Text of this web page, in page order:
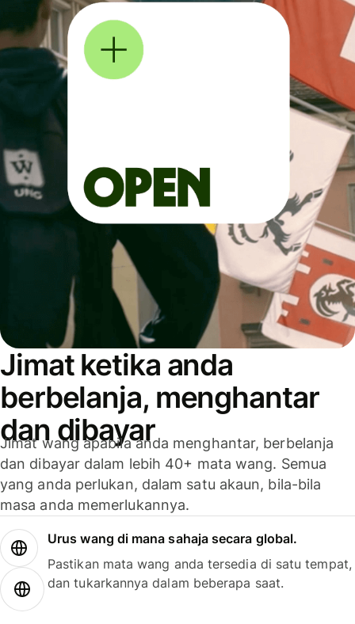
Jimat ketika anda
berbelanja, menghantar
dan dibayar
Jimat wang apabila anda menghantar, berbelanja
dan dibayar dalam lebih 40+ mata wang. Semua
yang anda perlukan, dalam satu akaun, bila-bila
masa anda memerlukannya.
Urus wang di mana sahaja secara global.
Pastikan mata wang anda tersedia di satu tempat,
dan tukarkannya dalam beberapa saat.